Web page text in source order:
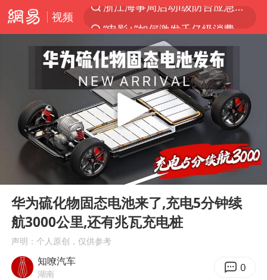
视频
“电影+”如何激发千亿级消费新活力？
用AI造出新病毒意味着什么
实时追踪台风白海豚
美股创4月份以来最大单周涨幅
王宝强回应首次提名百花影帝
胡彦斌获《歌手2026》歌王
Play
03:05
华为硫化物固态电池来了,充电5分钟续
航3000公里,还有兆瓦充电桩
声明：个人原创，仅供参考
知嘹汽车
湖南 0